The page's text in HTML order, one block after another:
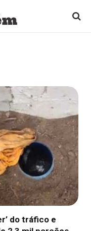
do tráfico e